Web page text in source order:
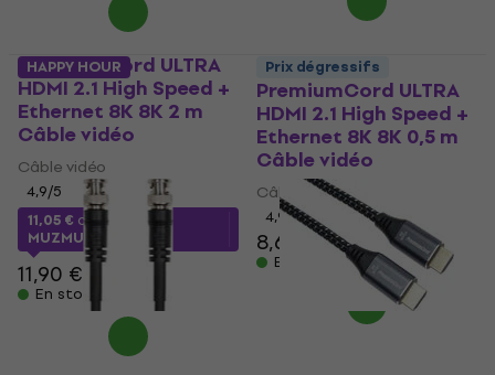
PremiumCord ULTRA
HDMI 2.1 High Speed +
Ethernet 8K 8K 2 m
Câble vidéo
Câble vidéo
4,9/5
11,05 € avec le code
MUZMUZ-5
11,90 €
En stock
PremiumCord ULTRA
HDMI 2.1 High Speed +
Ethernet 8K 8K 0,5 m
Câble vidéo
Câble vidéo
4,9/5
8,69 €
En stock
HAPPY HOUR Prix dégressifs